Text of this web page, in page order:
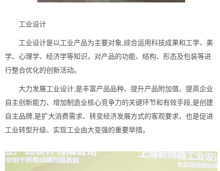
工业设计
工业设计是以工业产品为主要对象,综合运用科技成果和工学、美
学、心理学、经济学等知识，对产品的功能、结构、形态及包装等进
行整合优化的创新活动。
大力发展工业设计,是丰富产品品种、提升产品附加值、提高企业
自主创新能力、增加制造业核心竞争力的关键环节和有效手段,是创建
自主品牌,是扩大消费需求、转变经济发展方式的客观要求，也是促进
工业转型升级、实现工业由大变强的重要举措。